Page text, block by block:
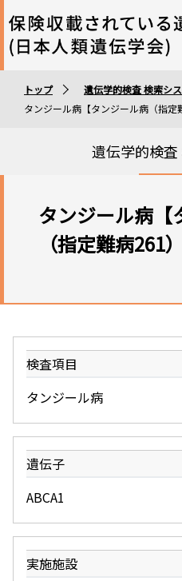
保険収載されている遺伝学的
遺伝学的検査実施施設
トップ
遺伝学的検査 検索シ
タンジール病【タンジール病（指定
遺伝学的検
タンジール病【
（指定難病261）
検査項目
タンジール病
遺伝子
ABCA1
実施施設